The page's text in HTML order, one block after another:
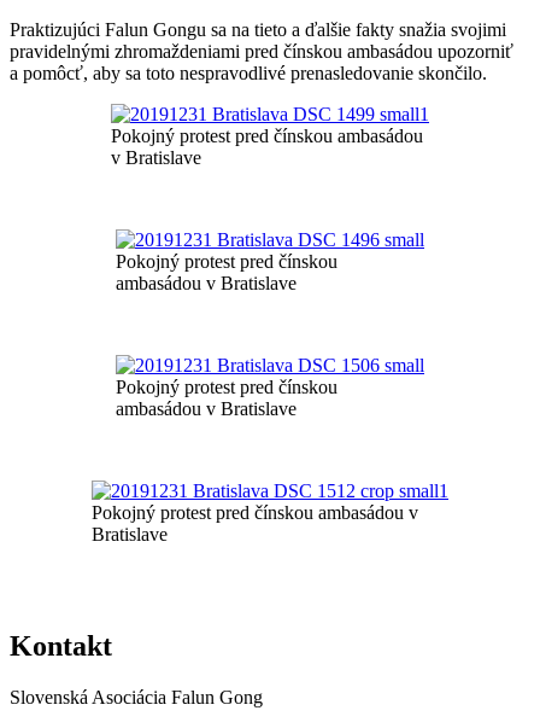
Praktizujúci Falun Gongu sa na tieto a ďalšie fakty snažia svojimi
pravidelnými zhromaždeniami pred čínskou ambasádou upozorniť
a pomôcť, aby sa toto nespravodlivé prenasledovanie skončilo.
Pokojný protest pred čínskou ambasádou
v Bratislave
Pokojný protest pred čínskou
ambasádou v Bratislave
Pokojný protest pred čínskou
ambasádou v Bratislave
Pokojný protest pred čínskou ambasádou v
Bratislave
Kontakt
Slovenská Asociácia Falun Gong